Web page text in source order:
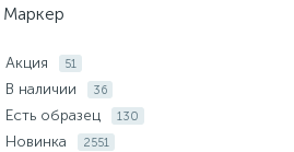
Маркер
Акция 51
В наличии 36
Есть образец 130
Новинка 2551